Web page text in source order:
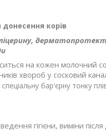
донесення корів
на кожен молочний
хвороб у сосковий
бар'єрну тонку
гігієни, виміни